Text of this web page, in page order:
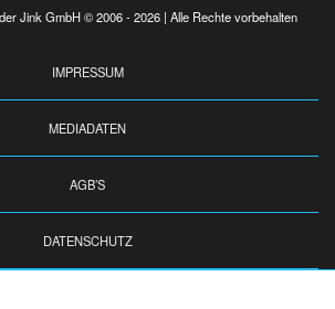
Jink GmbH © 2006 - 2026 | Alle Rechte vorbehalten
IMPRESSUM
MEDIADATEN
AGB’S
DATENSCHUTZ